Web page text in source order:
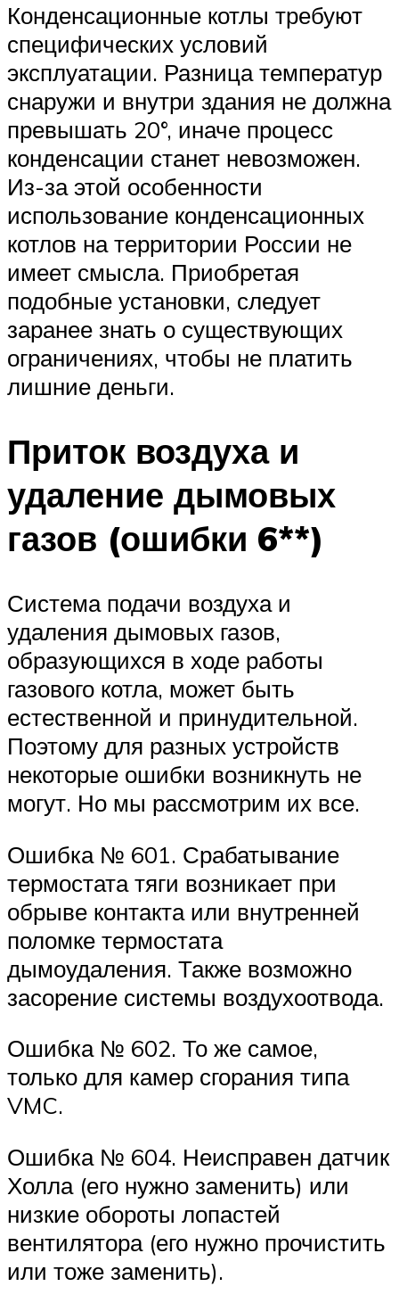
Конденсационные котлы требуют
специфических условий
эксплуатации. Разница температур
снаружи и внутри здания не должна
превышать 20°, иначе процесс
конденсации станет невозможен.
Из-за этой особенности
использование конденсационных
котлов на территории России не
имеет смысла. Приобретая
подобные установки, следует
заранее знать о существующих
ограничениях, чтобы не платить
лишние деньги.
Приток воздуха и
удаление дымовых
газов (ошибки 6**)
Система подачи воздуха и
удаления дымовых газов,
образующихся в ходе работы
газового котла, может быть
естественной и принудительной.
Поэтому для разных устройств
некоторые ошибки возникнуть не
могут. Но мы рассмотрим их все.
Ошибка № 601. Срабатывание
термостата тяги возникает при
обрыве контакта или внутренней
поломке термостата
дымоудаления. Также возможно
засорение системы воздухоотвода.
Ошибка № 602. То же самое,
только для камер сгорания типа
VMC.
Ошибка № 604. Неисправен датчик
Холла (его нужно заменить) или
низкие обороты лопастей
вентилятора (его нужно прочистить
или тоже заменить).